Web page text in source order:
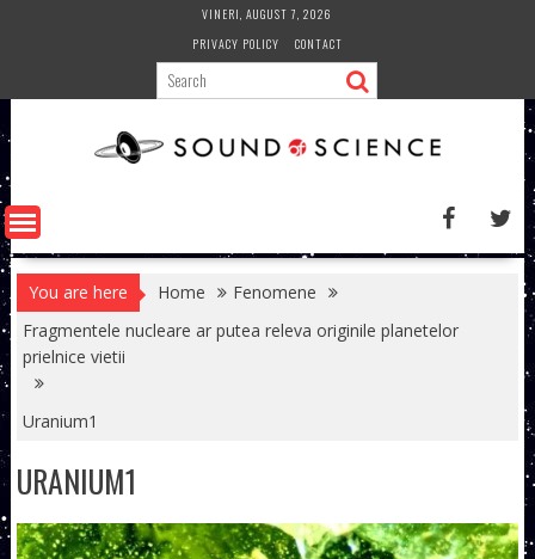
VINERI, AUGUST 7, 2026
PRIVACY POLICY
CONTACT
You are here Home
Fenomene
Fragmentele nucleare ar putea releva originile planetelor
prielnice vietii
Uranium1
URANIUM1